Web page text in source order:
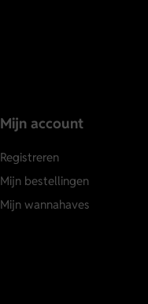
Mijn account
Registreren
Mijn bestellingen
Mijn wannahaves